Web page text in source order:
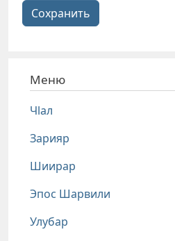
Сохранить
Меню
Чlал
Зарияр
Шиирар
Эпос Шарвили
Улубар